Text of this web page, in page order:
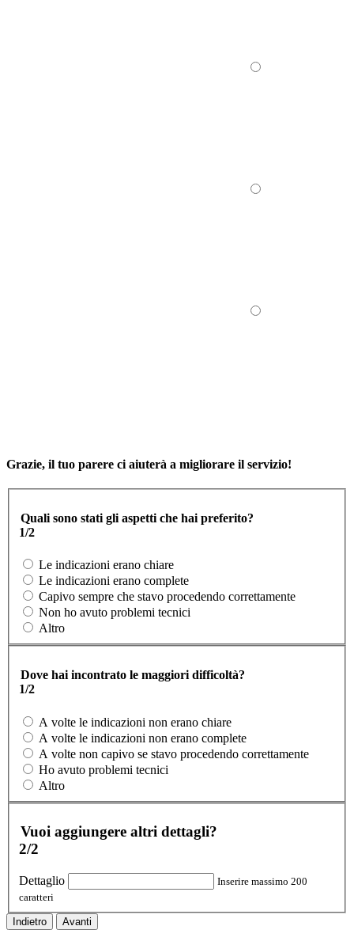
Grazie, il tuo parere ci aiuterà a migliorare il servizio!
Quali sono stati gli aspetti che hai preferito?
1/2
Le indicazioni erano chiare
Le indicazioni erano complete
Capivo sempre che stavo procedendo correttamente
Non ho avuto problemi tecnici
Altro
Dove hai incontrato le maggiori difficoltà?
1/2
A volte le indicazioni non erano chiare
A volte le indicazioni non erano complete
A volte non capivo se stavo procedendo correttamente
Ho avuto problemi tecnici
Altro
Vuoi aggiungere altri dettagli?
2/2
Dettaglio
Inserire massimo 200
caratteri
Indietro Avanti